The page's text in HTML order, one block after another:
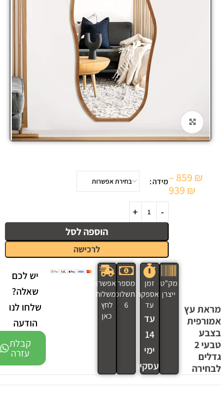
Click to enlarge
859 ₪
–
939 ₪
מידה
הוספה לסל
לרכישה
מראת עץ
אמורפית
בצבע
טבעי 2
גדלים
לבחירה
מק"ט
ייצרן
זמן
אספקה
עד
עד
14
ימי
עסקים
מספר
תשלומים
6
אפשרויות
משלוח
לחץ
כאן
יש לכם
שאלה?
שלחו לנו
הודעה
קבלת
עזרה